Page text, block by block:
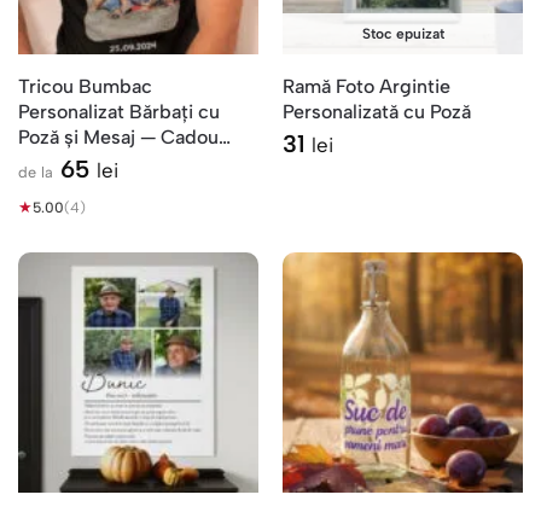
Tricou Bumbac
Personalizat Bărbați cu
Poză și Mesaj — Cadou
Amintire
de la 65 lei
★5.00(4)
Stoc epuizat
Ramă Foto Argintie
Personalizată cu Poză
31 lei